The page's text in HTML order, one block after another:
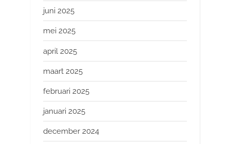
juni 2025
mei 2025
april 2025
maart 2025
februari 2025
januari 2025
december 2024